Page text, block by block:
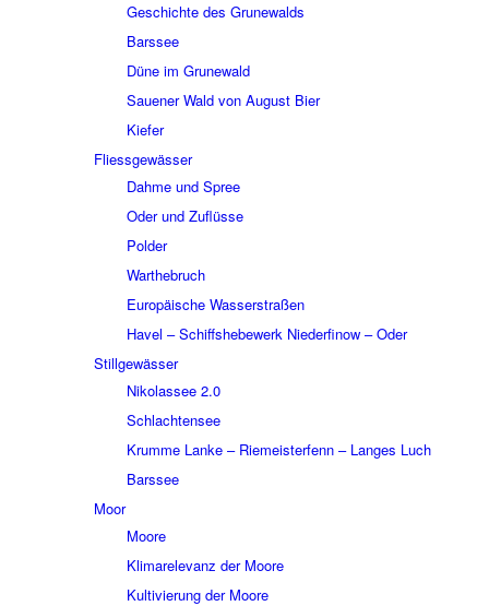
Geschichte des Grune­walds
Bars­see
Düne im Grune­wald
Saue­ner Wald von August Bier
Kiefer
Fliess­ge­wäs­ser
Dahme und Spree
Oder und Zuflüsse
Polder
Wart­he­bruch
Euro­päi­sche Wasser­stra­ßen
Havel – Schiffs­he­be­werk Nieder­fi­now – Oder
Still­ge­wäs­ser
Niko­las­see 2.0
Schlach­ten­see
Krumme Lanke – Riemei­ster­fenn – Langes Luch
Bars­see
Moor
Moore
Klima­re­le­vanz der Moore
Kulti­vie­rung der Moore